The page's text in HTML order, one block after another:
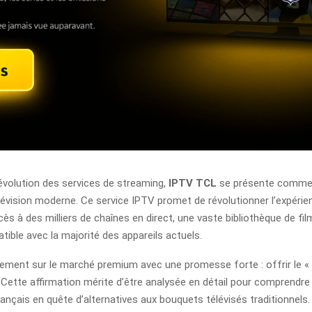
des services de streaming, IPTV TCL se présente
moderne. Ce service IPTV promet de révolutionner
à des milliers de chaînes en direct, une vaste bibliothèque de
avec la majorité des appareils actuels.
sur le marché premium avec une promesse forte : offrir le «
affirmation mérite d’être analysée en détail pour
en quête d’alternatives aux bouquets télévisés traditionnels.